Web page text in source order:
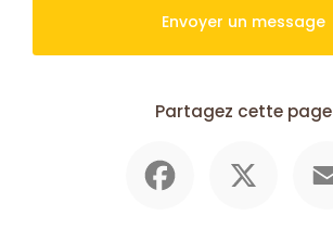
Envoyer un message
Partagez cette page